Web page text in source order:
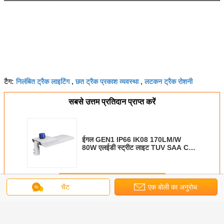
टैग:निलंबित ट्रैक लाइटिंग,छत ट्रैक प्रकाश व्यवस्था,लटकन ट्रैक रोशनी
सबसे उत्तम प्रतिदान प्राप्त करें
ईगल GEN1 IP66 IK08 170LM/W
80W एलईडी स्ट्रीट लाइट TUV SAA CB
जारी रखें
चैट एक बोली का अनुरोध